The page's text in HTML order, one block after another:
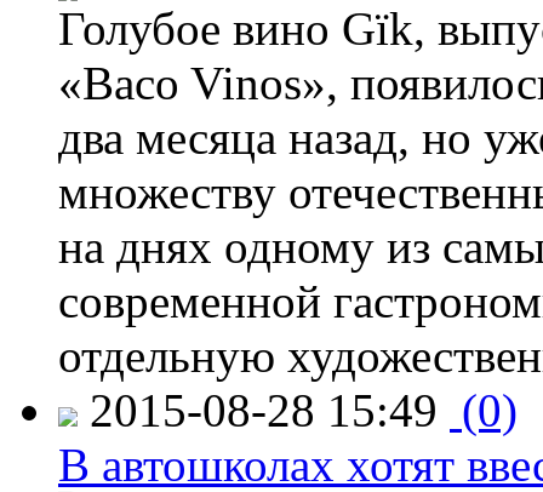
Голубое вино Gïk,
«Baco Vinos»,
два месяца назад, но
множеству
на днях одному из
современной
отдельную
2015-08-28 15:49 (0)
В автошколах хотят